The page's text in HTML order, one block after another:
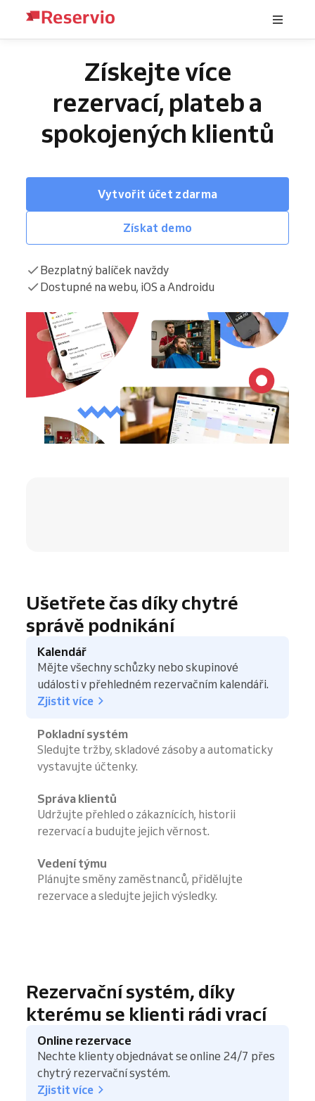
Získejte více
rezervací, plateb a
spokojených klientů
Vytvořit účet zdarma
Získat demo
Bezplatný balíček navždy
Dostupné na webu, iOS a Androidu
Ušetřete čas díky chytré
správě podnikání
Kalendář
Mějte všechny schůzky nebo skupinové
události v přehledném rezervačním kalendáři.
Zjistit více
Pokladní systém
Sledujte tržby, skladové zásoby a automaticky
vystavujte účtenky.
Správa klientů
Udržujte přehled o zákaznících, historii
rezervací a budujte jejich věrnost.
Vedení týmu
Plánujte směny zaměstnanců, přidělujte
rezervace a sledujte jejich výsledky.
Rezervační systém, díky
kterému se klienti rádi vrací
Online rezervace
Nechte klienty objednávat se online 24/7 přes
chytrý rezervační systém.
Zjistit více